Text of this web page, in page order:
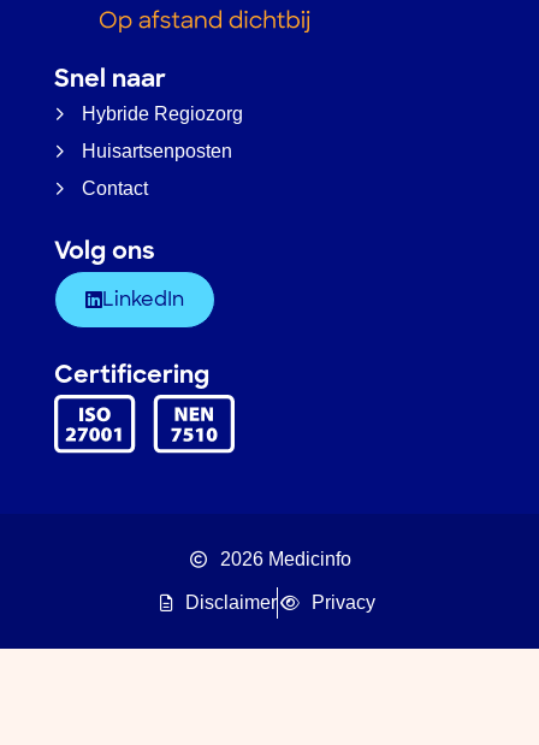
Snel naar
Hybride Regiozorg
Huisartsenposten
Contact
Volg ons
LinkedIn
Certificering
2026 Medicinfo
Disclaimer Privacy